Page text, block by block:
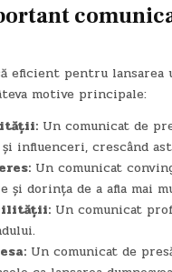
eficient pentru
motive principale:
Un comunicat de
influenceri, crescând
Un comunicat
și dorința de a afla mai
Un comunicat
Un comunicat de